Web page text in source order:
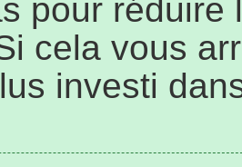
pour réduire
cela vous
investi